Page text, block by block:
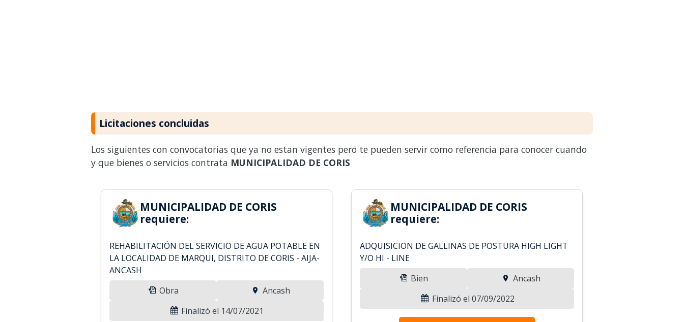
Licitaciones concluidas
Los siguientes con convocatorias que ya no estan vigentes pero te pueden servir como referencia para conocer cuando
y que bienes o servicios contrata MUNICIPALIDAD DE CORIS
MUNICIPALIDAD DE CORIS
requiere:
REHABILITACIÓN DEL SERVICIO DE AGUA POTABLE EN
LA LOCALIDAD DE MARQUI, DISTRITO DE CORIS - AIJA-
ANCASH
Obra
Ancash
Finalizó el 14/07/2021
MUNICIPALIDAD DE CORIS
requiere:
ADQUISICION DE GALLINAS DE POSTURA HIGH LIGHT
Y/O HI - LINE
Bien
Ancash
Finalizó el 07/09/2022